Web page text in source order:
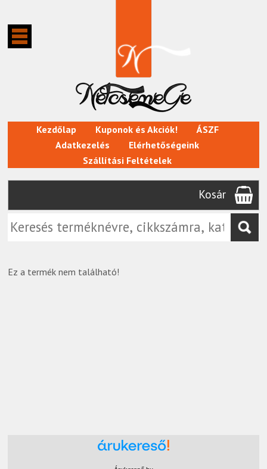
Kezdőlap Kuponok és Akciók!
ÁSZF
Adatkezelés
Elérhetőségeink
Szállítási Feltételek
Kosár
Ez a termék nem található!